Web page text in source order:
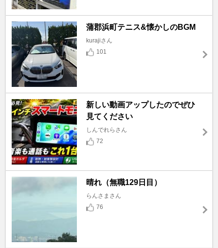
蒲郡浜町テニス&懐かしのBGM
kurajiさん
101
新しい動画アップしたのでぜひ
見てください
しんでれらさん
72
晴れ（無職129日目）
らんさまさん
76